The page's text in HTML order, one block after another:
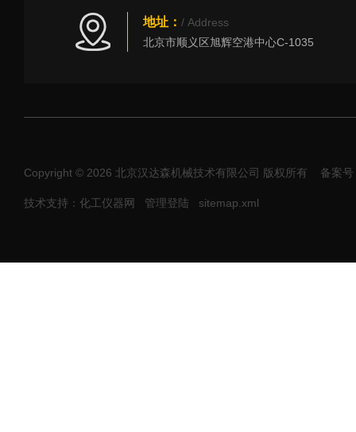
地址： / Address
北京市顺义区旭辉空港中心C-1035
Copyright © 2026 北京汉达森机械技术有限公司 版权所有 备案
技术支持：化工仪器网 管理登陆 sitemap.xml